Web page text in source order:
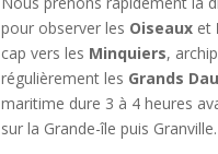
pour observer les Oiseaux et
cap vers les Minquiers,
régulièrement les Grands
maritime dure 3 à 4 heures
sur la Grande-île puis Granville.